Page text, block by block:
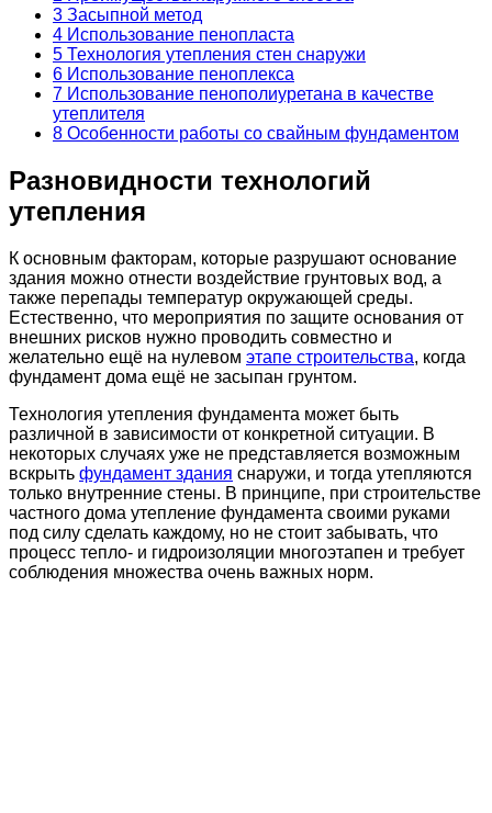
3 Засыпной метод
4 Использование пенопласта
5 Технология утепления стен снаружи
6 Использование пеноплекса
7 Использование пенополиуретана в качестве
утеплителя
8 Особенности работы со свайным фундаментом
Разновидности технологий
утепления
К основным факторам, которые разрушают основание
здания можно отнести воздействие грунтовых вод, а
также перепады температур окружающей среды.
Естественно, что мероприятия по защите основания от
внешних рисков нужно проводить совместно и
желательно ещё на нулевом этапе строительства, когда
фундамент дома ещё не засыпан грунтом.
Технология утепления фундамента может быть
различной в зависимости от конкретной ситуации. В
некоторых случаях уже не представляется возможным
вскрыть фундамент здания снаружи, и тогда утепляются
только внутренние стены. В принципе, при строительстве
частного дома утепление фундамента своими руками
под силу сделать каждому, но не стоит забывать, что
процесс тепло- и гидроизоляции многоэтапен и требует
соблюдения множества очень важных норм.